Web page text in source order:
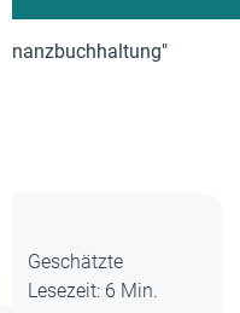
"Finanzbuchhaltung"
Geschätzte
Lesezeit: 6 Min.